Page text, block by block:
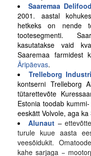
Saaremaa Delifood
2001. aastal
hetkeks on nende
tootesegmenti.
kasutatakse vaid
Saaremaa farmidest
Äripäevas.
Trelleborg
kontserni Trelleborg
tütarettevõte
Estonia toodab
eeskätt Volvole, aga
Alunaut –
turule kuue aasta
veesõidukit.
kahe sarjaga −